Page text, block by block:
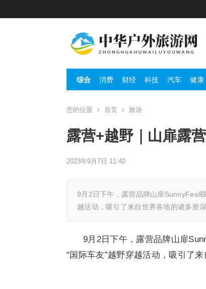
综合 消费 财经 科技 汽车 健康
您的位置 首页 旅游
露营+越野｜山扉露
2023年9月7日 11:40
9月2日下午，露营品牌山扉SunnyFeel
越活动，吸引了来自世界各地的诸多资
9月2日下午，露营品牌山扉
“国际车友”越野穿越活动，吸引了